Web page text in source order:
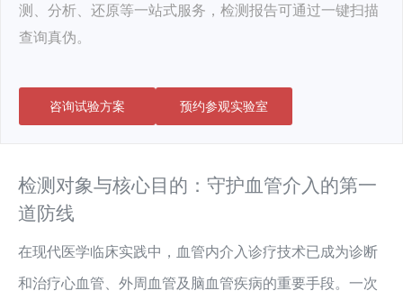
测、分析、还原等一站式服务，检测报告可通过一键扫描
查询真伪。
咨询试验方案 预约参观实验室
检测对象与核心目的：守护血管介入的第一
道防线
在现代医学临床实践中，血管内介入诊疗技术已成为诊断
和治疗心血管、外周血管及脑血管疾病的重要手段。一次